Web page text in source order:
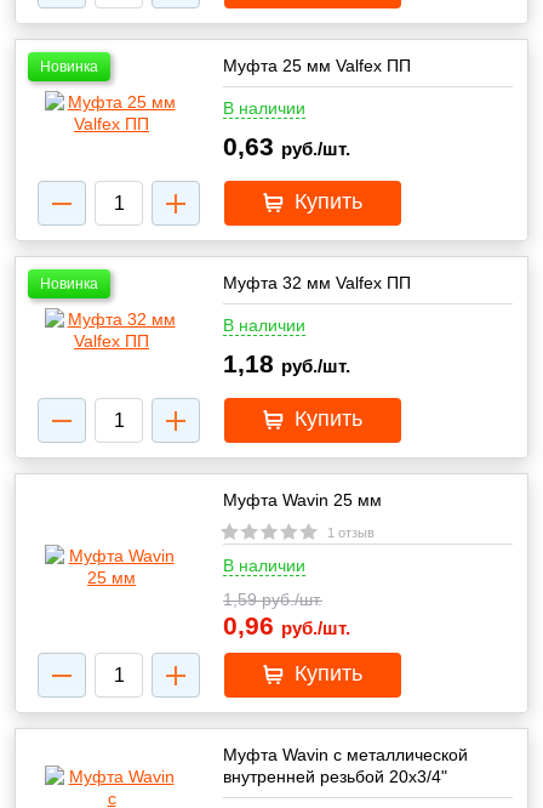
Новинка Муфта 25 мм Valfex ПП
В наличии
0,63 руб./шт.
Купить
Новинка Муфта 32 мм Valfex ПП
В наличии
1,18 руб./шт.
Купить
Муфта Wavin 25 мм
1 отзыв
В наличии
1,59руб./шт.
0,96 руб./шт.
Купить
Муфта Wavin с металлической
внутренней резьбой 20х3/4"